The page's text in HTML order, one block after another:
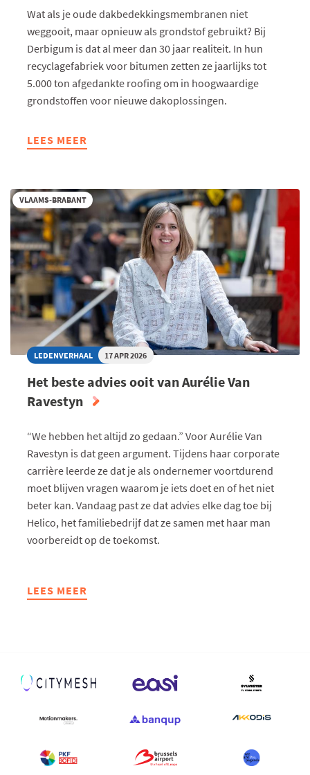
Wat als je oude dakbedekkingsmembranen niet
weggooit, maar opnieuw als grondstof gebruikt? Bij
Derbigum is dat al meer dan 30 jaar realiteit. In hun
recyclagefabriek voor bitumen zetten ze jaarlijks tot
5.000 ton afgedankte roofing om in hoogwaardige
grondstoffen voor nieuwe dakoplossingen.
LEES MEER
ABOUT
GRONDSTOF
WORDT
EN
DAKEN
SKIPISTES
VLAAMS-BRABANT
LEDENVERHAAL 17 APR 2026
Het beste advies ooit van Aurélie Van
Ravestyn
“We hebben het altijd zo gedaan.” Voor Aurélie Van
Ravestyn is dat geen argument. Tijdens haar corporate
carrière leerde ze dat je als ondernemer voortdurend
moet blijven vragen waarom je iets doet en of het niet
beter kan. Vandaag past ze dat advies elke dag toe bij
Helico, het familiebedrijf dat ze samen met haar man
voorbereidt op de toekomst.
LEES MEER
ABOUT
VAN
AURÉLIE
RAVESTYN